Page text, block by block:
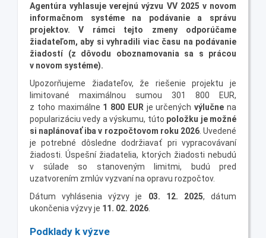
Agentúra vyhlasuje verejnú výzvu VV 2025 v novom
informačnom systéme na podávanie a správu
projektov. V rámci tejto zmeny odporúčame
žiadateľom, aby si vyhradili viac času na podávanie
žiadostí (z dôvodu oboznamovania sa s prácou
v novom systéme).
Upozorňujeme žiadateľov, že riešenie projektu je
limitované maximálnou sumou 301 800 EUR,
z toho maximálne 1 800 EUR je určenýchvýlučne na
popularizáciu vedy a výskumu, túto položku je možné
si naplánovať iba v rozpočtovom roku 2026. Uvedené
je potrebné dôsledne dodržiavať pri vypracovávaní
žiadosti. Úspešní žiadatelia, ktorých žiadosti nebudú
v súlade so stanoveným limitmi, budú pred
uzatvorením zmlúv vyzvaní na opravu rozpočtov.
Dátum vyhlásenia výzvy je 03. 12. 2025, dátum
ukončenia výzvy je 11. 02. 2026
Podklady k výzve